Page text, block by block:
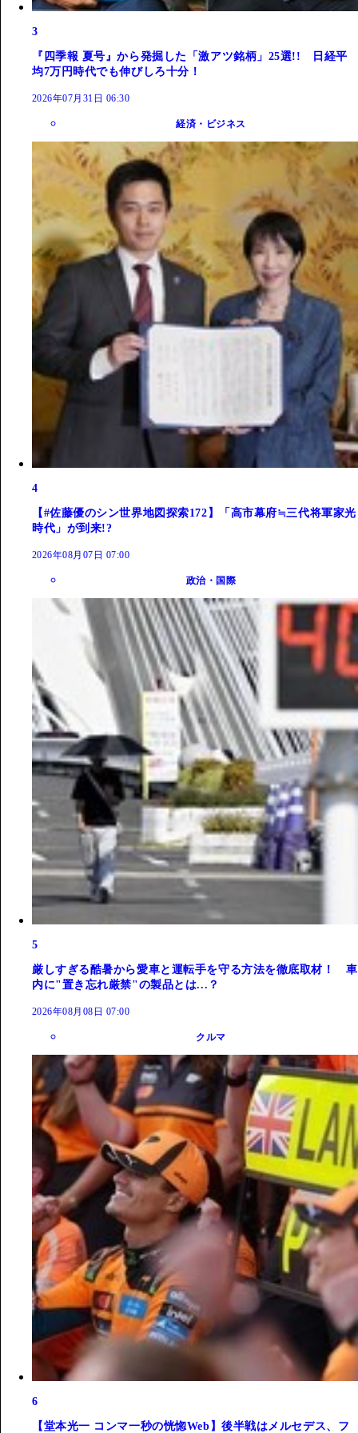
3
『四季報 夏号』から発掘した「激アツ銘柄」25選!! 日経平
均7万円時代でも伸びしろ十分！
2026年07月31日 06:30
経済・ビジネス
4
【#佐藤優のシン世界地図探索172】「高市幕府≒三代将軍家光
時代」が到来!?
2026年08月07日 07:00
政治・国際
5
厳しすぎる酷暑から愛車と運転手を守る方法を徹底取材！ 車
内に"置き忘れ厳禁"の製品とは...？
2026年08月08日 07:00
クルマ
6
【堂本光一 コンマ一秒の恍惚Web】後半戦はメルセデス、フ